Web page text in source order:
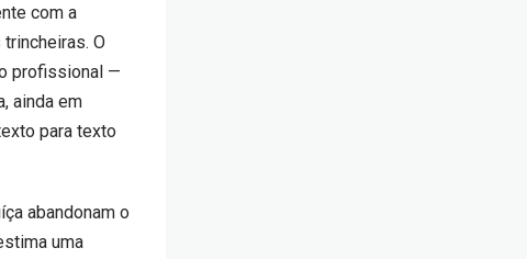
com a
O
profissional —
ainda em
para texto
abandonam o
uma